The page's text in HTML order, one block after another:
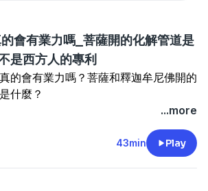
會有業力嗎_菩薩開的化解管道是
是西方人的專利
的會有業力嗎？菩薩和釋迦牟尼佛開的
什麼？
。Amber本來只是來拿三太子法器，卻
請她來談談最近她接的一些天使靈氣的
氣一路聊到小三業力與感情，沒講稿、
聽完後你會更清楚知道：天使靈氣真的
...more
43min Play